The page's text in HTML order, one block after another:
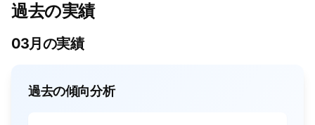
過去の実績
03月の実績
過去の傾向分析